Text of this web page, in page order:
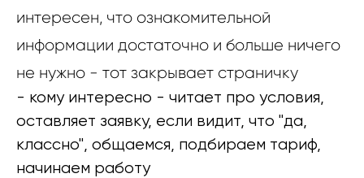
интересен, что ознакомительной
информации достаточно и больше ничего
не нужно - тот закрывает страничку
- кому интересно - читает про условия,
оставляет заявку, если видит, что "да,
классно", общаемся, подбираем тариф,
начинаем работу